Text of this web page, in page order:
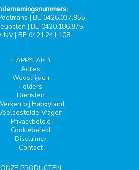
| BE 0426.037.955
| BE 0420.186.875
NV | BE 0421.241.108
HAPPYLAND
Acties
Wedstrijden
Folders
Diensten
bij Happyland
Vragen
Privacybeleid
Cookiebeleid
Disclaimer
Contact
ONZE PRODUCTEN